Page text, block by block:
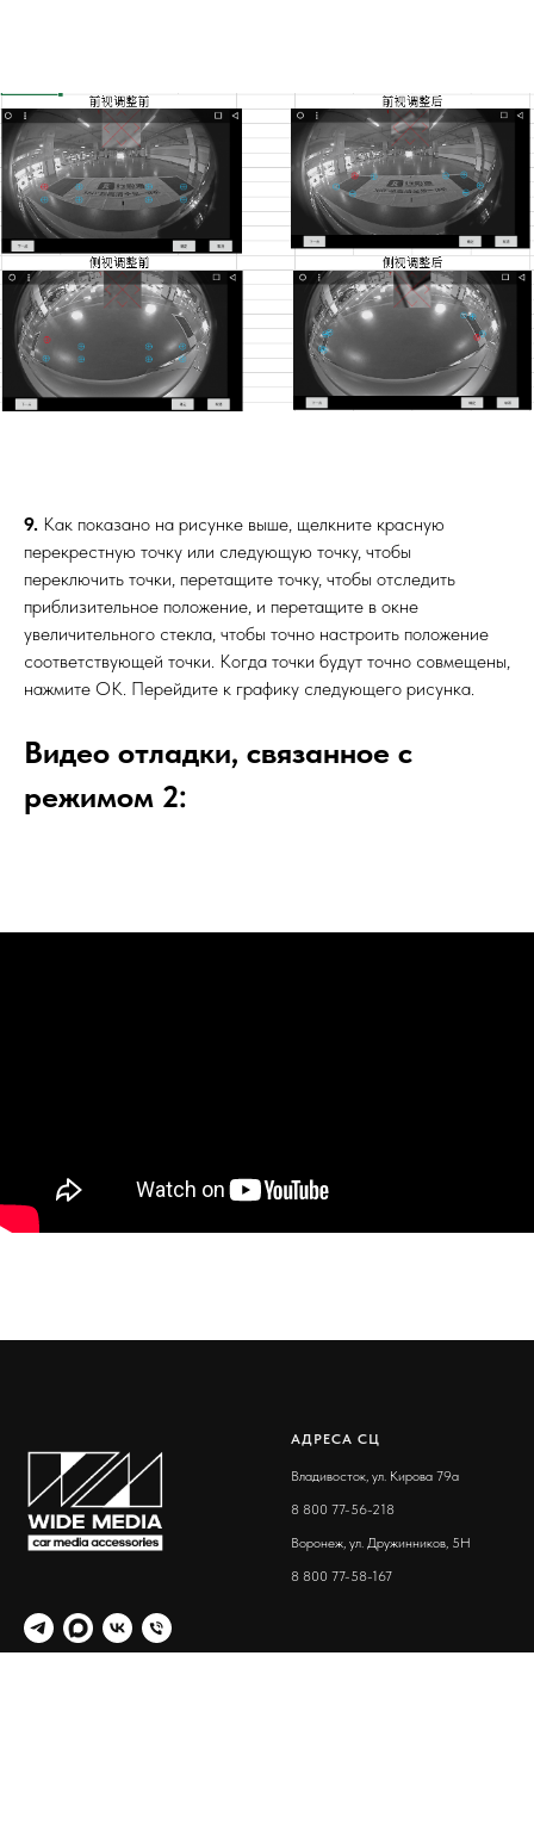
9. Как показано на рисунке выше, щелкните красную
перекрестную точку или следующую точку, чтобы
переключить точки, перетащите точку, чтобы отследить
приблизительное положение, и перетащите в окне
увеличительного стекла, чтобы точно настроить положение
соответствующей точки. Когда точки будут точно совмещены,
нажмите OK. Перейдите к графику следующего рисунка.
Видео отладки, связанное с
режимом 2:
АДРЕСА СЦ
Владивосток, ул. Кирова 79а
8 800 77-56-218
Воронеж, ул. Дружинников, 5Н
8 800 77-58-167